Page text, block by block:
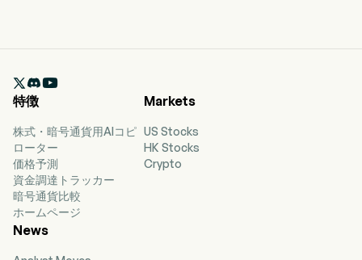

特徴
株式・暗号通貨用AIコピ
ローター
価格予測
資金調達トラッカー
暗号通貨比較
ホームページ
Markets
US Stocks
HK Stocks
Crypto
News